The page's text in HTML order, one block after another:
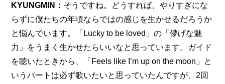
KYUNGMIN： そうですね。どうすれば、やりすぎにな
らずに僕たちの年頃ならではの感じを生かせるだろうか
と悩んでいます。「Lucky to be loved」の「儚げな魅
力」をうまく生かせたらいいなと思っています。ガイド
を聴いたときから、「Feels like I’m up on the moon」と
いうパートは必ず歌いたいと思っていたんですが、2回